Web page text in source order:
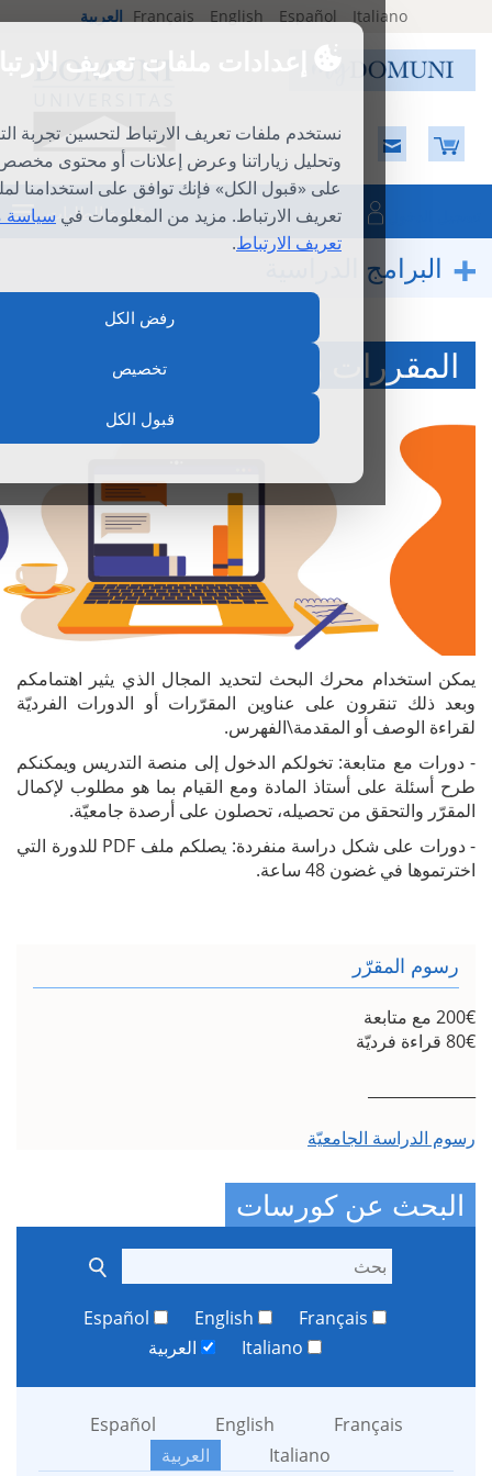
إعدادات ملفات تعريف الارتباط
نستخدم ملفات تعريف الارتباط لتحسين تجربة التصفح
وتحليل زياراتنا وعرض إعلانات أو محتوى مخصص. بالنقر
على «قبول الكل» فإنك توافق على استخدامنا لملفات
تعريف الارتباط. مزيد من المعلومات في سياسة ملفات
تعريف الارتباط .
Français English Español العربية
قائمة الطلبات
الدراسية
والدورات الفرديّة
محرك البحث لتحديد المجال الذي يثير اهتمامكم
على عناوين المقرّرات أو الدورات الفرديّة
أو المقدمة\الفهرس.
تخولكم الدخول إلى منصة التدريس ويمكنكم
أستاذ المادة ومع القيام بما هو مطلوب لإكمال
من تحصيله، تحصلون على أرصدة جامعيّة.
- دورات على شكل دراسة منفردة: يصلكم ملف PDF للدورة التي
48 ساعة.
الجامعيّة
كورسات
English
Español
العربية
English
Español
العربية